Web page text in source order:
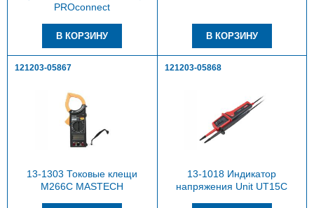
PROconnect
121203-05867
13-1303 Токовые клещи
M266C MASTECH
121203-05868
13-1018 Индикатор
напряжения Unit UT15C